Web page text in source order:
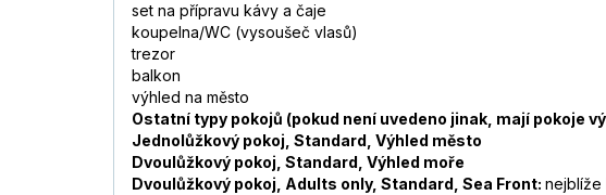
set na přípravu kávy a čaje
koupelna/WC (vysoušeč vlasů)
trezor
balkon
výhled na město
Ostatní typy pokojů (pokud není uvedeno jinak, mají pokoje
Jednolůžkový pokoj, Standard, Výhled město
Dvoulůžkový pokoj, Standard, Výhled moře
Dvoulůžkový pokoj, Adults only, Standard, Sea Front: nejblíže